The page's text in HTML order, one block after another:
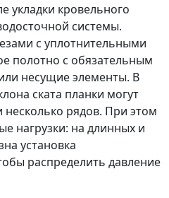
укладки кровельного
системы.
с уплотнительными
полотно с обязательным
несущие элементы. В
ската планки могут
рядов. При этом
нагрузки: на длинных и
установка
распределить давление